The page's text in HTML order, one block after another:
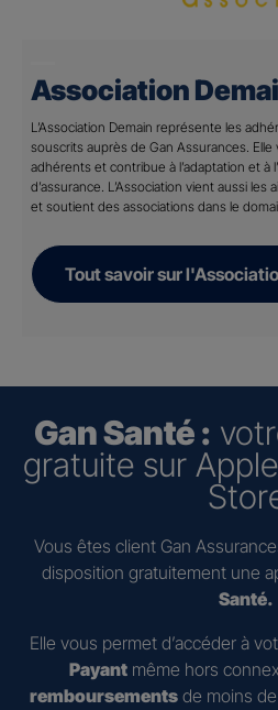
Association
L’Association Demain représente les
souscrits auprès de Gan Assurances.
adhérents et contribue à l’adaptation et à
d’assurance. L’Association vient aussi
et soutient des associations dans le
Tout savoir sur
Gan Santé :
gratuite sur
Vous êtes client Gan
disposition gratuitement une
Santé.
Elle vous permet d’accéder à
Payant même hors
remboursements de moins